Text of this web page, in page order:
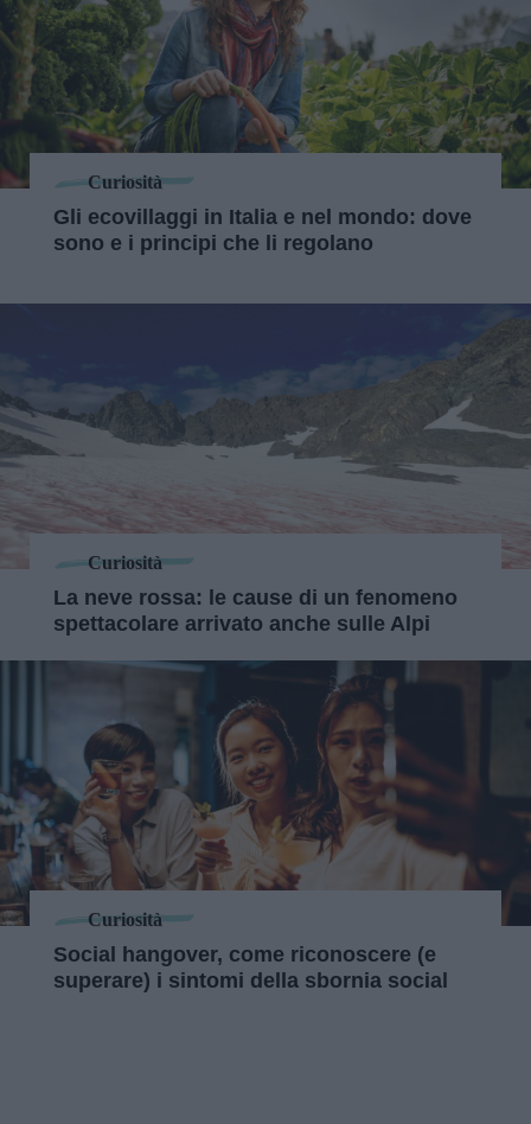
Curiosità
Gli ecovillaggi in Italia e nel mondo: dove
sono e i principi che li regolano
Curiosità
La neve rossa: le cause di un fenomeno
spettacolare arrivato anche sulle Alpi
Curiosità
Social hangover, come riconoscere (e
superare) i sintomi della sbornia social